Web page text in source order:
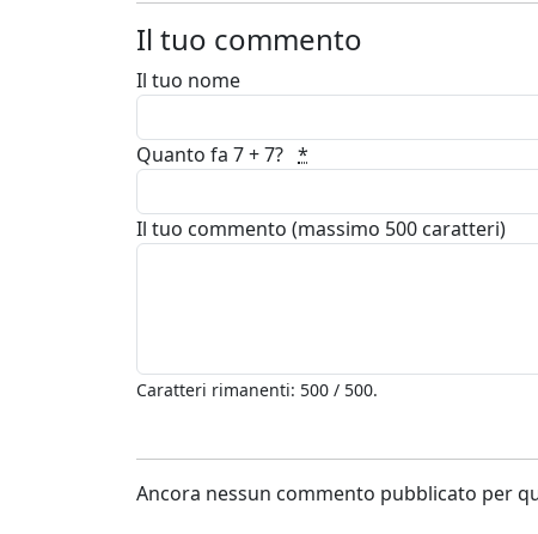
Il tuo commento
Il tuo nome
Quanto fa 7 + 7? *
Il tuo commento (massimo 500 caratteri)
Caratteri rimanenti: 500 / 500.
Ancora nessun commento pubblicato per